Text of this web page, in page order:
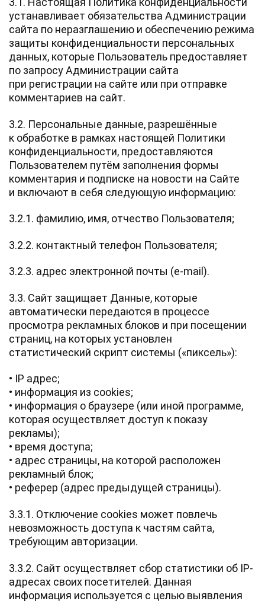
устанавливает обязательства Администрации
сайта по неразглашению и обеспечению режима
защиты конфиденциальности персональных
данных, которые Пользователь предоставляет
по запросу Администрации сайта
при регистрации на сайте или при отправке
комментариев на сайт.
3.2. Персональные данные, разрешённые
к обработке в рамках настоящей Политики
конфиденциальности, предоставляются
Пользователем путём заполнения формы
комментария и подписке на новости на Сайте
и включают в себя следующую информацию:
3.2.1. фамилию, имя, отчество Пользователя;
3.2.2. контактный телефон Пользователя;
3.2.3. адрес электронной почты (e-mail).
3.3. Сайт защищает Данные, которые
автоматически передаются в процессе
просмотра рекламных блоков и при посещении
страниц, на которых установлен
статистический скрипт системы («пиксель»):
• IP адрес;
• информация из cookies;
• информация о браузере (или иной программе,
которая осуществляет доступ к показу
рекламы);
• время доступа;
• адрес страницы, на которой расположен
рекламный блок;
• реферер (адрес предыдущей страницы).
3.3.1. Отключение cookies может повлечь
невозможность доступа к частям сайта,
требующим авторизации.
3.3.2. Сайт осуществляет сбор статистики об IP-
адресах своих посетителей. Данная
информация используется с целью выявления